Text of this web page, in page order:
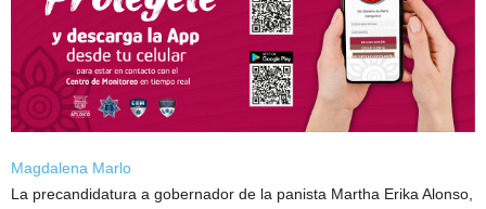
Magdalena Marlo
La precandidatura a gobernador de la panista Martha Erika Alonso,